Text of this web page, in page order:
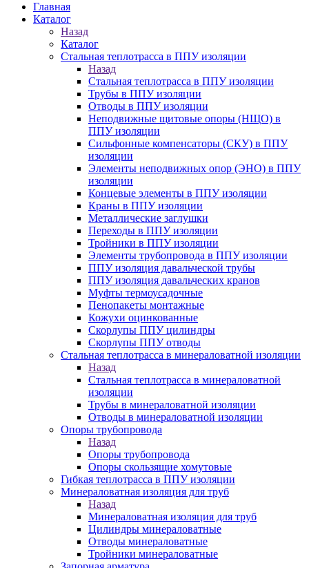
Главная
Каталог
Назад
Каталог
Стальная теплотрасса в ППУ изоляции
Назад
Стальная теплотрасса в ППУ изоляции
Трубы в ППУ изоляции
Отводы в ППУ изоляции
Неподвижные щитовые опоры (НЩО) в
ППУ изоляции
Cильфонные компенсаторы (СКУ) в ППУ
изоляции
Элементы неподвижных опор (ЭНО) в ППУ
изоляции
Концевые элементы в ППУ изоляции
Краны в ППУ изоляции
Металлические заглушки
Переходы в ППУ изоляции
Тройники в ППУ изоляции
Элементы трубопровода в ППУ изоляции
ППУ изоляция давальческой трубы
ППУ изоляция давальческих кранов
Муфты термоусадочные
Пенопакеты монтажные
Кожухи оцинкованные
Скорлупы ППУ цилиндры
Скорлупы ППУ отводы
Стальная теплотрасса в минераловатной изоляции
Назад
Стальная теплотрасса в минераловатной
изоляции
Трубы в минераловатной изоляции
Отводы в минераловатной изоляции
Опоры трубопровода
Назад
Опоры трубопровода
Опоры скользящие хомутовые
Гибкая теплотрасса в ППУ изоляции
Минераловатная изоляция для труб
Назад
Минераловатная изоляция для труб
Цилиндры минераловатные
Отводы минераловатные
Тройники минераловатные